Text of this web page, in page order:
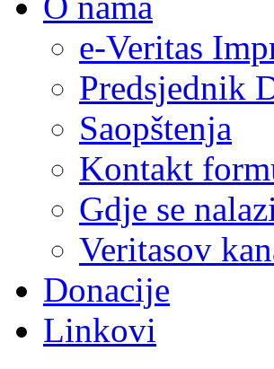
e-Veritas
Predsjednik
Saopštenja
Kontakt
Gdje se
Veritasov
Donacije
Linkovi